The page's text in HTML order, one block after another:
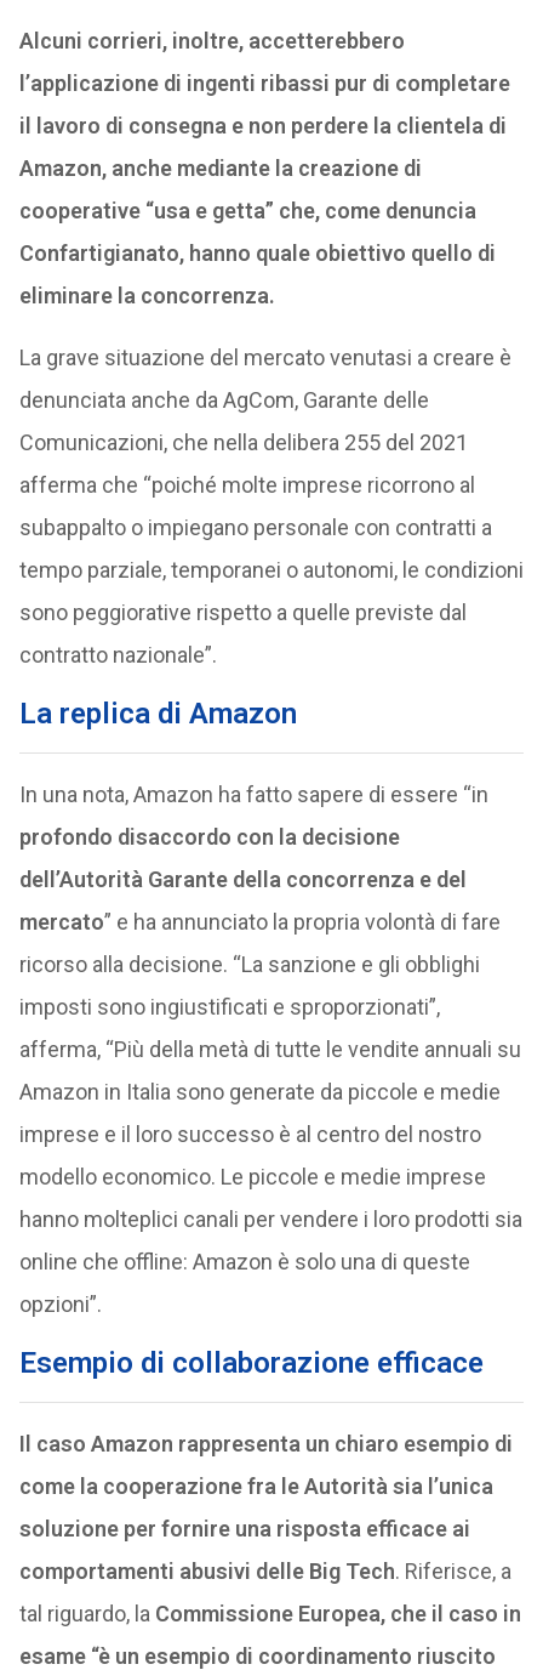
Alcuni corrieri, inoltre, accetterebbero
l’applicazione di ingenti ribassi pur di completare
il lavoro di consegna e non perdere la clientela di
Amazon, anche mediante la creazione di
cooperative “usa e getta” che, come denuncia
Confartigianato, hanno quale obiettivo quello di
eliminare la concorrenza.
La grave situazione del mercato venutasi a creare è
denunciata anche da AgCom, Garante delle
Comunicazioni, che nella delibera 255 del 2021
afferma che “poiché molte imprese ricorrono al
subappalto o impiegano personale con contratti a
tempo parziale, temporanei o autonomi, le condizioni
sono peggiorative rispetto a quelle previste dal
contratto nazionale”.
La replica di Amazon
In una nota, Amazon ha fatto sapere di essere “in
profondo disaccordo con la decisione
dell’Autorità Garante della concorrenza e del
mercato” e ha annunciato la propria volontà di fare
ricorso alla decisione. “La sanzione e gli obblighi
imposti sono ingiustificati e sproporzionati”,
afferma, “Più della metà di tutte le vendite annuali su
Amazon in Italia sono generate da piccole e medie
imprese e il loro successo è al centro del nostro
modello economico. Le piccole e medie imprese
hanno molteplici canali per vendere i loro prodotti sia
online che offline: Amazon è solo una di queste
opzioni”.
Esempio di collaborazione efficace
Il caso Amazon rappresenta un chiaro esempio di
come la cooperazione fra le Autorità sia l’unica
soluzione per fornire una risposta efficace ai
comportamenti abusivi delle Big Tech. Riferisce, a
tal riguardo, la Commissione Europea, che il caso in
esame “è un esempio di coordinamento riuscito